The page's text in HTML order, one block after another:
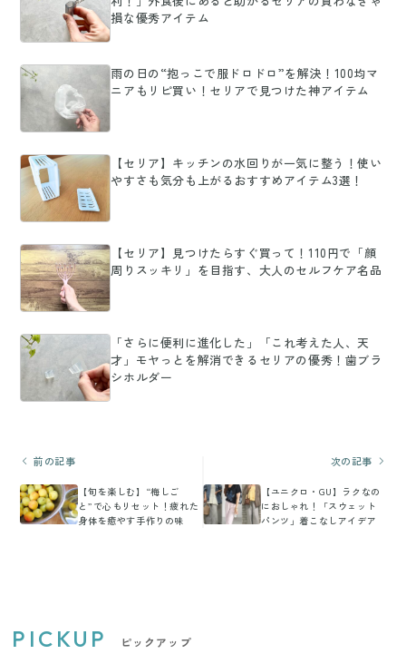
損な優秀アイテム
雨の日の“抱っこで服ドロドロ”を解決！100均マ
ニアもリピ買い！セリアで見つけた神アイテム
【セリア】キッチンの水回りが一気に整う！使い
やすさも気分も上がるおすすめアイテム3選！
【セリア】見つけたらすぐ買って！110円で「顔
周りスッキリ」を目指す、大人のセルフケア名品
「さらに便利に進化した」「これ考えた人、天
才」モヤっとを解消できるセリアの優秀！歯ブラ
シホルダー
前の記事
【旬を楽しむ】“梅しご
と”で心もリセット！疲れた
身体を癒やす手作りの味
次の記事
【ユニクロ・GU】ラクなの
におしゃれ！「スウェット
パンツ」着こなしアイデア
PICKUP ピックアップ